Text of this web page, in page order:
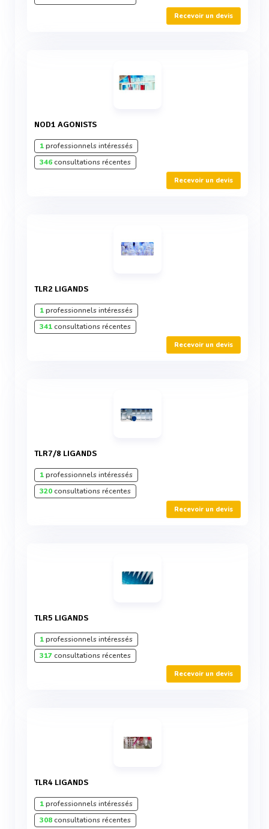
Recevoir un devis
NOD1 AGONISTS
1professionnels intéressés
346consultations récentes
Recevoir un devis
TLR2 LIGANDS
1professionnels intéressés
341consultations récentes
Recevoir un devis
TLR7/8 LIGANDS
1professionnels intéressés
320consultations récentes
Recevoir un devis
TLR5 LIGANDS
1professionnels intéressés
317consultations récentes
Recevoir un devis
TLR4 LIGANDS
1professionnels intéressés
308consultations récentes